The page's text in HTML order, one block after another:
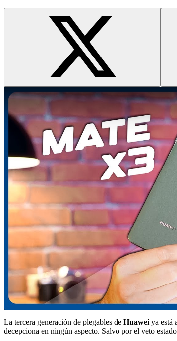
La tercera generación de plegables de Huawei ya está
decepciona en ningún aspecto. Salvo por el veto